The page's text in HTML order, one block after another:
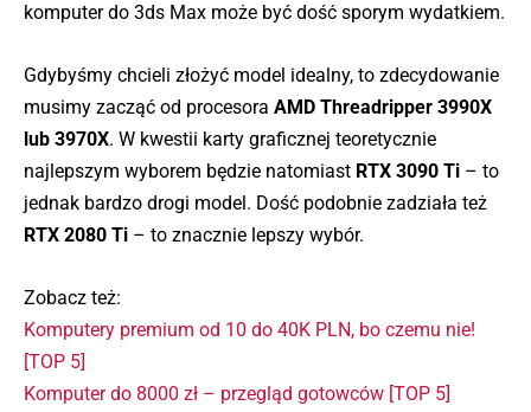
komputer do 3ds Max może być dość sporym wydatkiem.
Gdybyśmy chcieli złożyć model idealny, to zdecydowanie
musimy zacząć od procesora AMD Threadripper 3990X
lub 3970X. W kwestii karty graficznej teoretycznie
najlepszym wyborem będzie natomiast RTX 3090 Ti – to
jednak bardzo drogi model. Dość podobnie zadziała też
RTX 2080 Ti – to znacznie lepszy wybór.
Zobacz też:
Komputery premium od 10 do 40K PLN, bo czemu nie!
[TOP 5]
Komputer do 8000 zł – przegląd gotowców [TOP 5]